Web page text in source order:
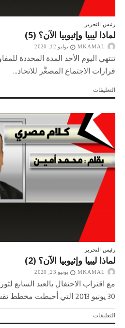
رئيس التحرير
لماذا ليبيا وإثيوبيا الآن؟ (5)
MKAMAL يوليو 12, 2020
تنتهي اليوم الأحد المدة المحددة
قرارات الاجتماع المصغَّر للاتحاد...
التعليقاتعلى
لماذا
وإثيوبيا
الآن؟
(5)
مغلقة
رئيس التحرير
لماذا ليبيا وإثيوبيا الآن؟ (2)
MKAMAL يونيو 23, 2020
مع اقتراب الاحتفال بالعيد السابع
30 يونيو 2013 التي أحبطت مخطط تقسيم...
التعليقاتعلى
لماذا